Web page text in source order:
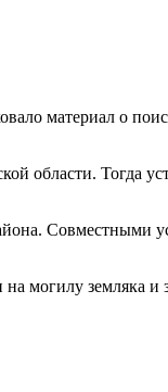
материал о
области. Тогда
Совместными
могилу земляка и